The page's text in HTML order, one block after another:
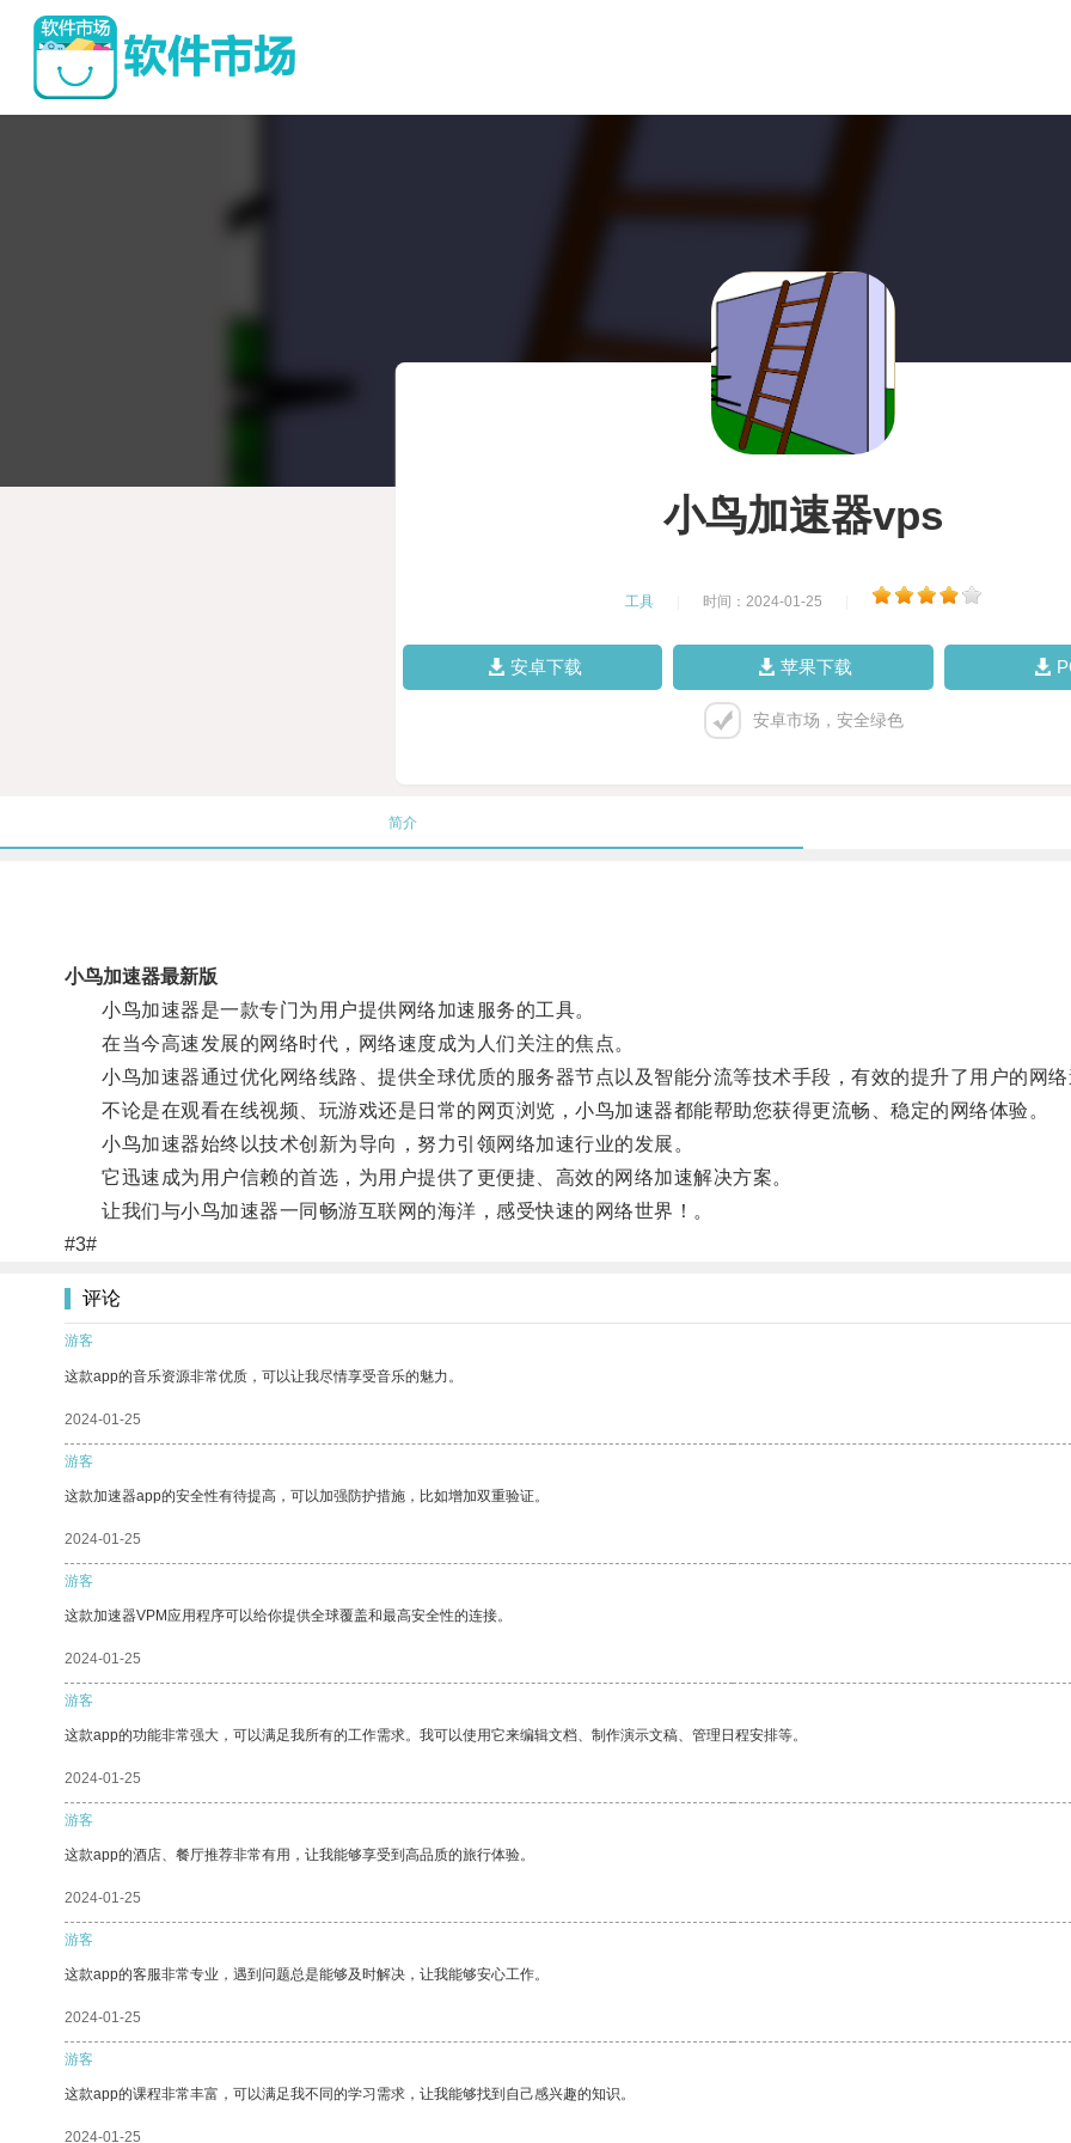
小鸟加速器vps
工具 时间：2024-01-25
安卓下载 苹果下载
安卓市场，安全绿色
简介
小鸟加速器最新版
小鸟加速器是一款专门为用户提供网络加速服务的工具。
在当今高速发展的网络时代，网络速度成为人们关注的焦点。
小鸟加速器通过优化网络线路、提供全球优质的服务器节点以及智能分流等技术手段，有效的提升了用户的网络
不论是在观看在线视频、玩游戏还是日常的网页浏览，小鸟加速器都能帮助您获得更流畅、稳定的网络体验。
小鸟加速器始终以技术创新为导向，努力引领网络加速行业的发展。
它迅速成为用户信赖的首选，为用户提供了更便捷、高效的网络加速解决方案。
让我们与小鸟加速器一同畅游互联网的海洋，感受快速的网络世界！。
#3#
评论
游客
这款app的音乐资源非常优质，可以让我尽情享受音乐的魅力。
2024-01-25
游客
这款加速器app的安全性有待提高，可以加强防护措施，比如增加双重验证。
2024-01-25
游客
这款加速器VPM应用程序可以给你提供全球覆盖和最高安全性的连接。
2024-01-25
游客
这款app的功能非常强大，可以满足我所有的工作需求。我可以使用它来编辑文档、制作演示文稿、管理日程安排等。
2024-01-25
游客
这款app的酒店、餐厅推荐非常有用，让我能够享受到高品质的旅行体验。
2024-01-25
游客
这款app的客服非常专业，遇到问题总是能够及时解决，让我能够安心工作。
2024-01-25
游客
这款app的课程非常丰富，可以满足我不同的学习需求，让我能够找到自己感兴趣的知识。
2024-01-25